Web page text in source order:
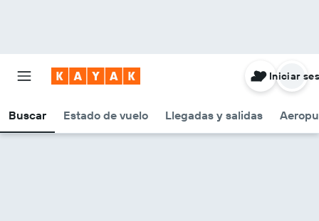
Buscar Estado de vuelo Llegadas y salidas
Iniciar